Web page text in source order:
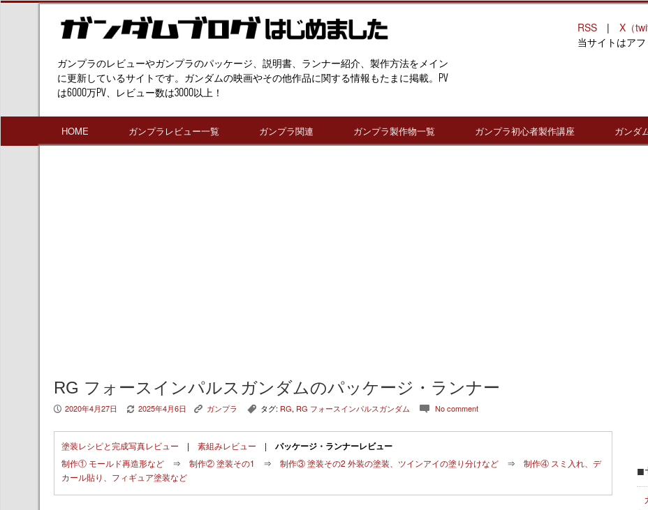
ガンプラのレビューやガンプラのパッケージ、説明書、ランナー紹介、製作方法をメイン
に更新しているサイトです。ガンダムの映画やその他作品に関する情報もたまに掲載。PV
は6000万PV、レビュー数は3000以上！
RSS | X（
当サイトはア
HOME ガンプラレビュー一覧 ガンプラ関連 ガンプラ製作物一覧 ガンプラ初心者製作講座 ガンダ
RG フォースインパルスガンダムのパッケージ・ランナー
P 2020年4月27日 V 2025年4月6日 K ガンプラ , タグ: RG, RG フォースインパルスガンダム c No comment
塗装レシピと完成写真レビュー | 素組みレビュー | パッケージ・ランナーレビュー
制作① モールド再造形など ⇒ 制作② 塗装その1 ⇒ 制作③ 塗装その2 外装の塗装、ツインアイの塗り分けなど ⇒ 制作④ スミ入れ、デ
カール貼り、フィギュア塗装など
■